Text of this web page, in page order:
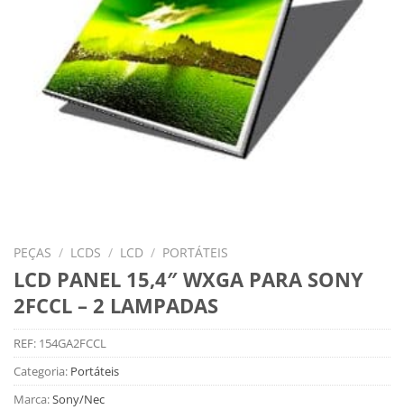
PEÇAS / LCDS / LCD / PORTÁTEIS
LCD PANEL 15,4″ WXGA PARA SONY
2FCCL – 2 LAMPADAS
REF: 154GA2FCCL
Categoria: Portáteis
Marca:Sony/Nec